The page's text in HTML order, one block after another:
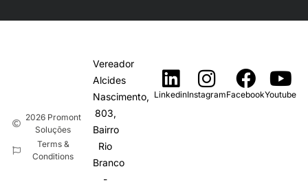
Vereador
Alcides
Nascimento,
803,
Bairro
Rio
Branco
-
2026 Promont
Soluções
Terms &
Conditions
LinkedinInstagramFacebookYoutube